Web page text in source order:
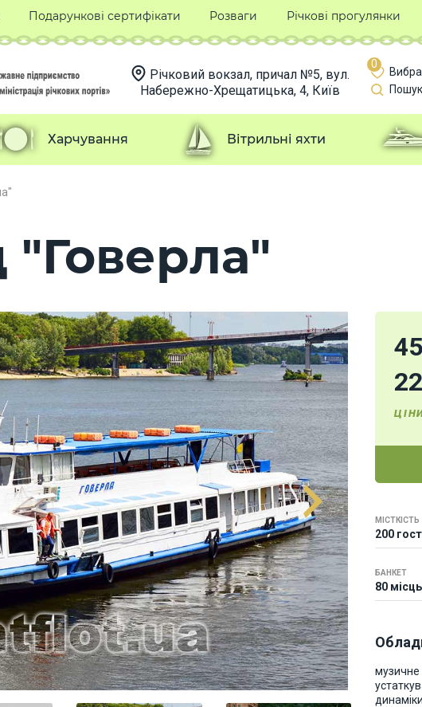
"Говерла"
МІСТКІСТЬ
200
БАНКЕТ
80 місць
музичне
Подарункові сертифікати Розваги Річкові прогулянки
Річковий вокзал, причал №5, вул.
Набережно-Хрещатицька, 4, Київ
0
Харчування Вітрильні яхти